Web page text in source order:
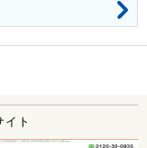
ト